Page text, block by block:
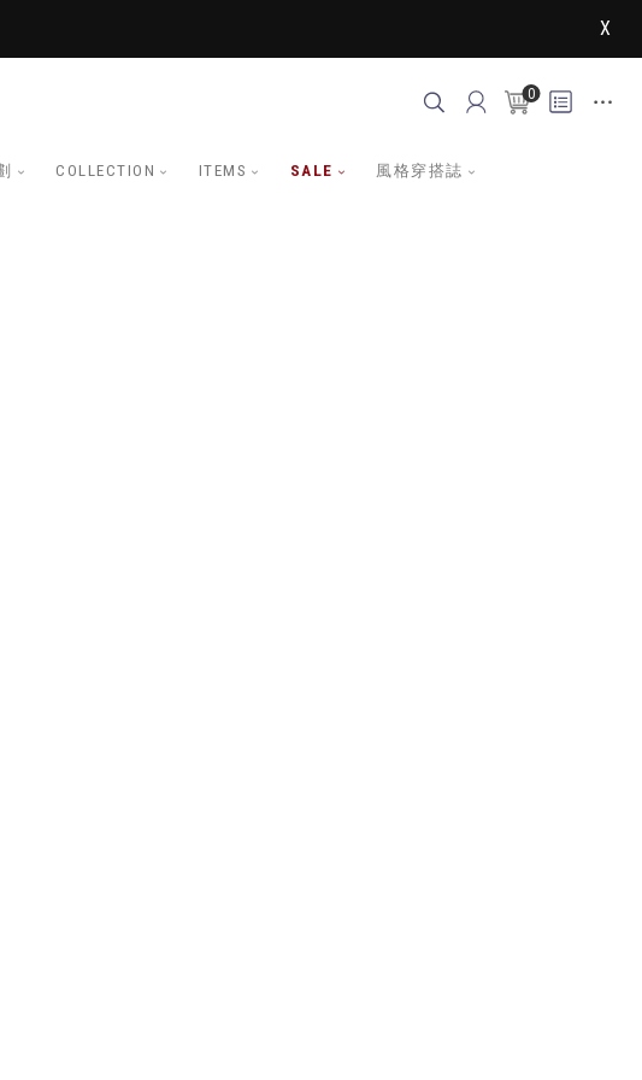
X
0
COLLECTION ITEMS SALE 風格穿搭誌